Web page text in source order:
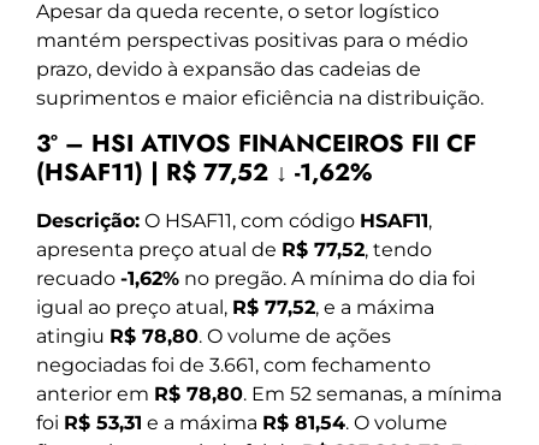
Apesar da queda recente, o setor logístico
mantém perspectivas positivas para o médio
prazo, devido à expansão das cadeias de
suprimentos e maior eficiência na distribuição.
3º – HSI ATIVOS FINANCEIROS FII CF
(HSAF11) | R$ 77,52 ↓ -1,62%
Descrição: O HSAF11, com código HSAF11,
apresenta preço atual de R$ 77,52, tendo
recuado -1,62% no pregão. A mínima do dia foi
igual ao preço atual, R$ 77,52, e a máxima
atingiu R$ 78,80. O volume de ações
negociadas foi de 3.661, com fechamento
anterior em R$ 78,80. Em 52 semanas, a mínima
foi R$ 53,31 e a máxima R$ 81,54. O volume